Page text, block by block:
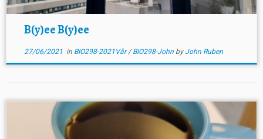
B(y)ee B(y)ee
27/06/2021in BIO298-2021Vår/BIO298-John byJohn Ruben